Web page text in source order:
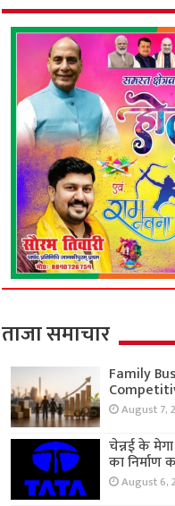
ताजा समाचार
Family
August 7,
चेन्नई के
का निर्माण
August 6,